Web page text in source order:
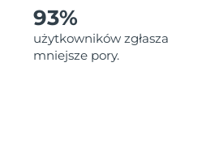
93%
użytkowników zgłasza
mniejsze pory.
Oczekiwany czas dostawy
Oczekiwany czas dostawy